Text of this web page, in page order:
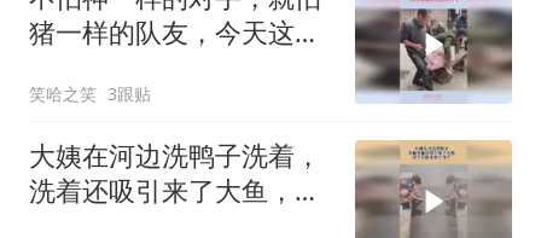
猪一样的队友，今天这顿
笑哈之笑 3跟贴
大姨在河边洗鸭子洗着，
洗着还吸引来了大鱼，这